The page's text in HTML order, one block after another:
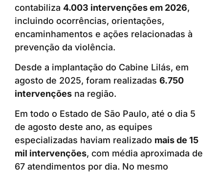
contabiliza 4.003 intervenções em 2026,
incluindo ocorrências, orientações,
encaminhamentos e ações relacionadas à
prevenção da violência.
Desde a implantação do Cabine Lilás, em
agosto de 2025, foram realizadas 6.750
intervenções na região.
Em todo o Estado de São Paulo, até o dia 5
de agosto deste ano, as equipes
especializadas haviam realizado mais de 15
mil intervenções, com média aproximada de
67 atendimentos por dia. No mesmo